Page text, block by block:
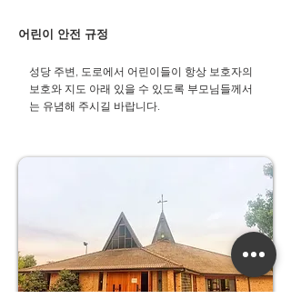
어린이 안전 규정
성당 주변, 도로에서 어린이들이 항상 보호자의
보호와 지도 아래 있을 수 있도록 부모님들께서
는 유념해 주시길 바랍니다.​